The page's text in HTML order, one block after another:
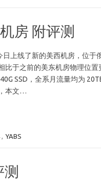
房 附评测
日上线了新的美西机房，位于
比于之前的美东机房物理位
40G SSD，全系月流量均为
本文…
, YABS